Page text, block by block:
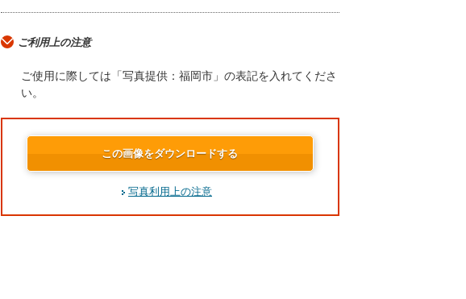
ご利用上の注意
ご使用に際しては「写真提供：福岡市」の表記を入れてくださ
い。
この画像をダウンロードする
写真利用上の注意